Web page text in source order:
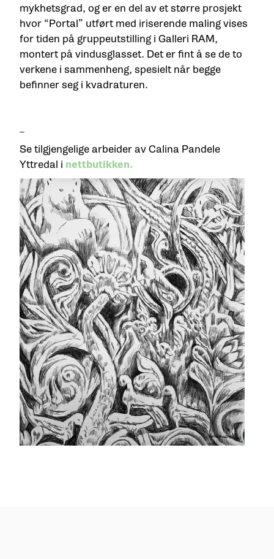
mykhetsgrad, og er en del av et større prosjekt
hvor “Portal” utført med iriserende maling vises
for tiden på gruppeutstilling i Galleri RAM,
montert på vindusglasset. Det er fint å se de to
verkene i sammenheng, spesielt når begge
befinner seg i kvadraturen.
Se tilgjengelige arbeider av Calina Pandele
Yttredal i nettbutikken.